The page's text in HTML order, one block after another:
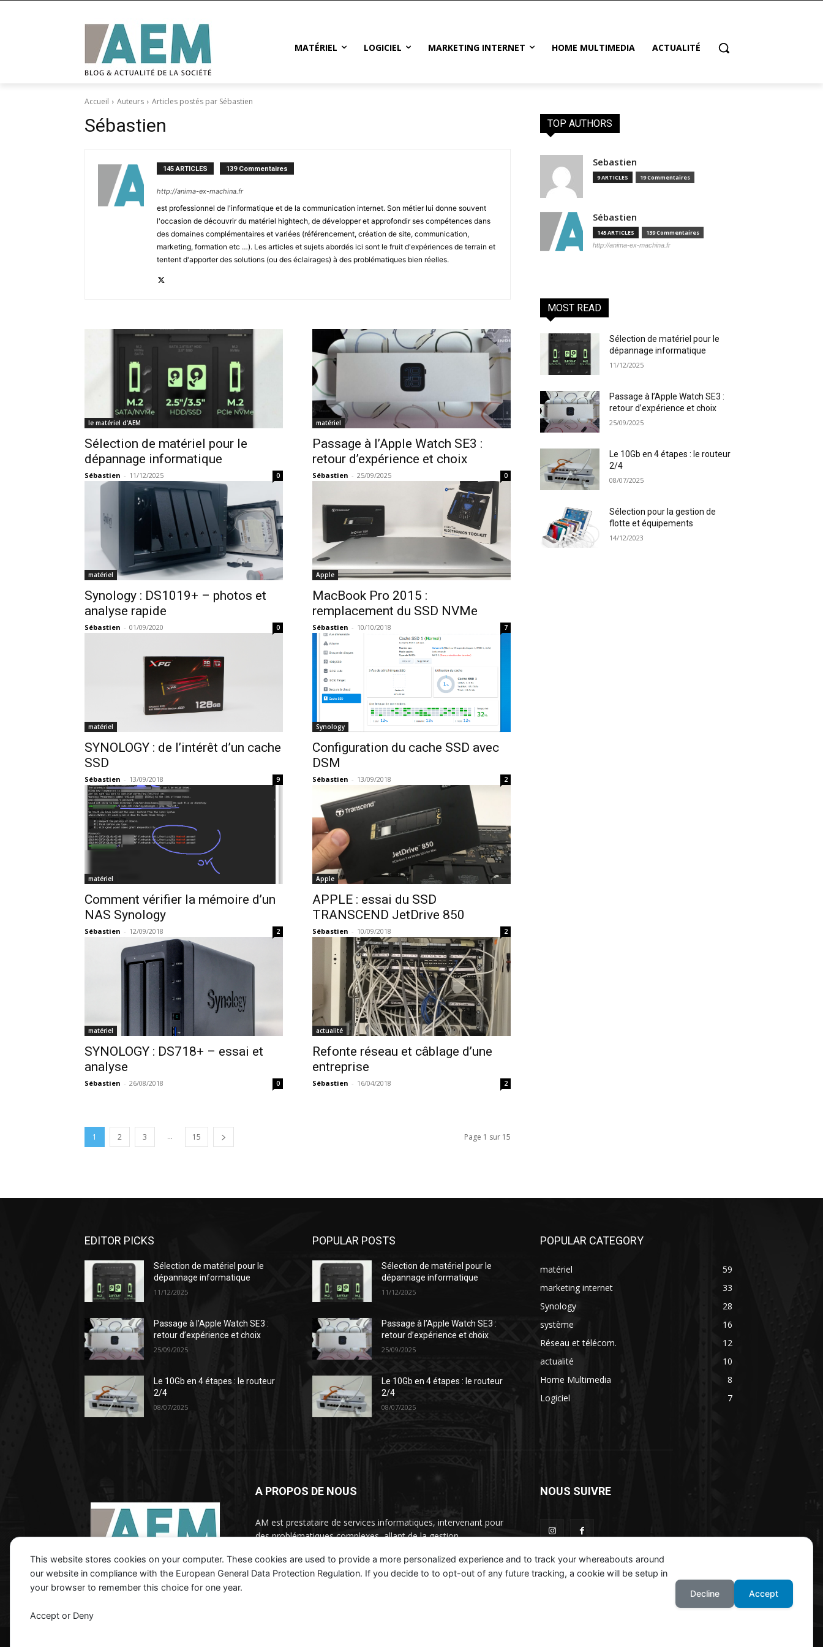
MATÉRIEL LOGICIEL MARKETING INTERNET HOME MULTIMEDIA ACTUALITÉ
Accueil Auteurs Articles postés par Sébastien
Sébastien
145 ARTICLES 139 Commentaires
http://anima-ex-machina.fr
est professionnel de l'informatique et de la communication internet. Son métier lui donne souvent
l'occasion de découvrir du matériel hightech, de développer et approfondir ses compétences dans
des domaines complémentaires et variées (référencement, création de site, communication,
marketing, formation etc …). Les articles et sujets abordés ici sont le fruit d'expériences de terrain et
tentent d'apporter des solutions (ou des éclairages) à des problématiques bien réelles.
le matériel d'AEM
Sélection de matériel pour le
dépannage informatique
Sébastien - 11/12/2025 0
matériel
Passage à l’Apple Watch SE3 :
retour d’expérience et choix
Sébastien - 25/09/2025 0
matériel
Synology : DS1019+ – photos et
analyse rapide
Sébastien - 01/09/2020 0
Apple
MacBook Pro 2015 :
remplacement du SSD NVMe
Sébastien - 10/10/2018 7
matériel
SYNOLOGY : de l’intérêt d’un cache
SSD
Sébastien - 13/09/2018 9
Synology
Configuration du cache SSD avec
DSM
Sébastien - 13/09/2018 2
matériel
Comment vérifier la mémoire d’un
NAS Synology
Sébastien - 12/09/2018 2
Apple
APPLE : essai du SSD
TRANSCEND JetDrive 850
Sébastien - 10/09/2018 2
matériel
SYNOLOGY : DS718+ – essai et
analyse
Sébastien - 26/08/2018 0
actualité
Refonte réseau et câblage d’une
entreprise
Sébastien - 16/04/2018 2
1 2 3 ... 15 Page 1 sur 15
TOP AUTHORS
Sebastien
9 ARTICLES 19 Commentaires
Sébastien
145 ARTICLES 139 Commentaires
http://anima-ex-machina.fr
MOST READ
Sélection de matériel pour le
dépannage informatique
11/12/2025
Passage à l’Apple Watch SE3 :
retour d’expérience et choix
25/09/2025
Le 10Gb en 4 étapes : le routeur
2/4
08/07/2025
Sélection pour la gestion de
flotte et équipements
14/12/2023
EDITOR PICKS
Sélection de matériel pour le
dépannage informatique
11/12/2025
Passage à l’Apple Watch SE3 :
retour d’expérience et choix
25/09/2025
Le 10Gb en 4 étapes : le routeur
2/4
08/07/2025
POPULAR POSTS
Sélection de matériel pour le
dépannage informatique
11/12/2025
Passage à l’Apple Watch SE3 :
retour d’expérience et choix
25/09/2025
Le 10Gb en 4 étapes : le routeur
2/4
08/07/2025
POPULAR CATEGORY
matériel
59
marketing internet
33
Synology
28
système
16
Réseau et télécom.
12
actualité
10
Home Multimedia
8
Logiciel
7
A PROPOS DE NOUS
AM est prestataire de services informatiques, intervenant pour
des problématiques complexes, allant de la gestion
organisations.
NOUS SUIVRE
This website stores cookies on your computer. These cookies are used to provide a more personalized experience and to track your whereabouts around
our website in compliance with the European General Data Protection Regulation. If you decide to to opt-out of any future tracking, a cookie will be setup in
your browser to remember this choice for one year.
Accept or Deny
Decline Accept